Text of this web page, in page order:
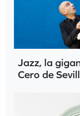
Jazz, la
Cero de